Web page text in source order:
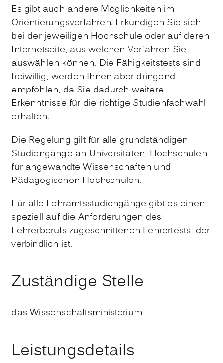
Es gibt auch andere Möglichkeiten im
Orientierungsverfahren. Erkundigen Sie sich
bei der jeweiligen Hochschule oder auf deren
Internetseite, aus welchen Verfahren Sie
auswählen können. Die Fähigkeitstests sind
freiwillig, werden Ihnen aber dringend
empfohlen, da Sie dadurch weitere
Erkenntnisse für die richtige Studienfachwahl
erhalten.
Die Regelung gilt für alle grundständigen
Studiengänge an Universitäten, Hochschulen
für angewandte Wissenschaften und
Pädagogischen Hochschulen.
Für alle Lehramtsstudiengänge gibt es einen
speziell auf die Anforderungen des
Lehrerberufs zugeschnittenen Lehrertests, der
verbindlich ist.
Zuständige Stelle
das Wissenschaftsministerium
Leistungsdetails